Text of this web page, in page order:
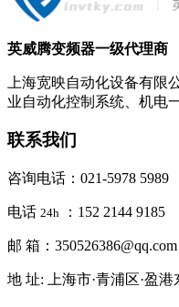
英威腾变频器一级代理商
上海宽映自动化设备有限
业自动化控制系统、机电
联系我们
咨询电话：021-5978 5989
电话 24h ：152 2144 9185
邮 箱：350526386@qq.com
地 址: 上海市·青浦区·盈港